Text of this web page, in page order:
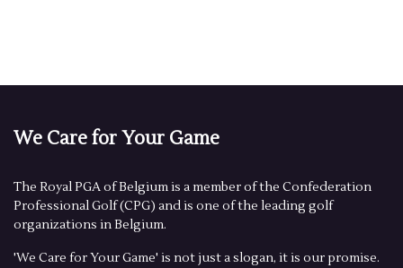
We Care for Your Game
The Royal PGA of Belgium is a member of the Confederation
Professional Golf (CPG) and is one of the leading golf
organizations in Belgium.
'We Care for Your Game' is not just a slogan, it is our promise.